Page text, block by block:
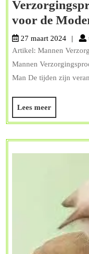
voor de
27 maart 2024
Artikel: Mannen
Mannen
Man De tijden zijn
Lees meerLees
meer